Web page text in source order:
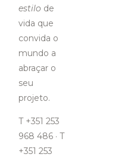
estilo de
vida que
convida o
mundo a
abraçar o
seu
projeto.
T +351 253
968 486 · T
+351 253